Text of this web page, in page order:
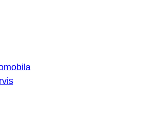
Što učiniti kada vaš iPad